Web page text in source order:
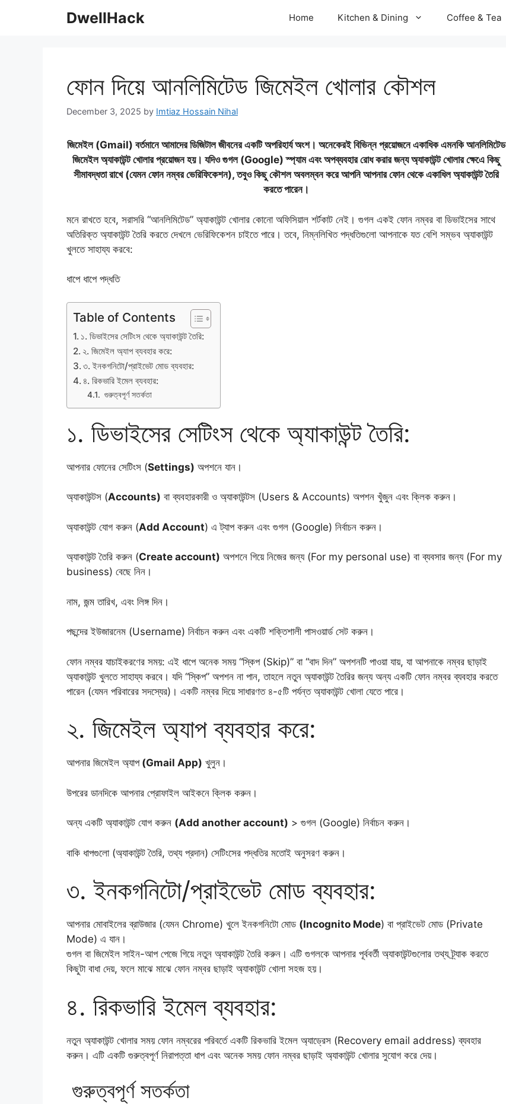
DwellHack Home Kitchen & Dining Coffee & Tea
ফোন দিয়ে আনলিমিটেড জিমেইল খোলার কৌশল
December 3, 2025 by Imtiaz Hossain Nihal
জিমেইল (Gmail) বর্তমানে আমাদের ডিজিটাল জীবনের একটি অপরিহার্য অংশ। অনেকেরই বিভিন্ন প্রয়োজনে একাধিক এমনকি আনলিমিটেড
জিমেইল অ্যাকাউন্ট খোলার প্রয়োজন হয়। যদিও গুগল (Google) স্প্যাম এবং অপব্যবহার রোধ করার জন্য অ্যাকাউন্ট খোলার ক্ষেএে কিছু
সীমাবদ্ধতা রাখে (যেমন ফোন নম্বর ভেরিফিকেশন), তবুও কিছু কৌশল অবলম্বন করে আপনি আপনার ফোন থেকে একাধিল অ্যাকাউন্ট তৈরি
করতে পারেন।
​মনে রাখতে হবে, সরাসরি “আনলিমিটেড” অ্যাকাউন্ট খোলার কোনো অফিসিয়াল শর্টকাট নেই। গুগল একই ফোন নম্বর বা ডিভাইসের সাথে
অতিরিক্ত অ্যাকাউন্ট তৈরি করতে দেখলে ভেরিফিকেশন চাইতে পারে। তবে, নিম্নলিখিত পদ্ধতিগুলো আপনাকে যত বেশি সম্ভব অ্যাকাউন্ট
খুলতে সাহায্য করবে:
​ধাপে ধাপে পদ্ধতি
Table of Contents
​১. ডিভাইসের সেটিংস থেকে অ্যাকাউন্ট তৈরি:
​২. জিমেইল অ্যাপ ব্যবহার করে:
​৩. ইনকগনিটো/প্রাইভেট মোড ব্যবহার:
​৪. রিকভারি ইমেল ব্যবহার:
​ গুরুত্বপূর্ণ সতর্কতা
​১. ডিভাইসের সেটিংস থেকে অ্যাকাউন্ট তৈরি:
​আপনার ফোনের সেটিংস (Settings) অপশনে যান।
​অ্যাকাউন্টস (Accounts) বা ব্যবহারকারী ও অ্যাকাউন্টস (Users & Accounts) অপশন খুঁজুন এবং ক্লিক করুন।
​অ্যাকাউন্ট যোগ করুন (Add Account) এ ট্যাপ করুন এবং গুগল (Google) নির্বাচন করুন।
​অ্যাকাউন্ট তৈরি করুন (Create account) অপশনে গিয়ে নিজের জন্য (For my personal use) বা ব্যবসার জন্য (For my
business) বেছে নিন।
​নাম, জন্ম তারিখ, এবং লিঙ্গ দিন।
​পছন্দের ইউজারনেম (Username) নির্বাচন করুন এবং একটি শক্তিশালী পাসওয়ার্ড সেট করুন।
​ফোন নম্বর যাচাইকরণের সময়: এই ধাপে অনেক সময় “স্কিপ (Skip)” বা “বাদ দিন” অপশনটি পাওয়া যায়, যা আপনাকে নম্বর ছাড়াই
অ্যাকাউন্ট খুলতে সাহায্য করবে। যদি “স্কিপ” অপশন না পান, তাহলে নতুন অ্যাকাউন্ট তৈরির জন্য অন্য একটি ফোন নম্বর ব্যবহার করতে
পারেন (যেমন পরিবারের সদস্যের)। একটি নম্বর দিয়ে সাধারণত ৪-৫টি পর্যন্ত অ্যাকাউন্ট খোলা যেতে পারে।
​২. জিমেইল অ্যাপ ব্যবহার করে:
​আপনার জিমেইল অ্যাপ(Gmail App) খুলুন।
​উপরের ডানদিকে আপনার প্রোফাইল আইকনে ক্লিক করুন।
​অন্য একটি অ্যাকাউন্ট যোগ করুন (Add another account) > গুগল (Google) নির্বাচন করুন।
​বাকি ধাপগুলো (অ্যাকাউন্ট তৈরি, তথ্য প্রদান) সেটিংসের পদ্ধতির মতোই অনুসরণ করুন।
​৩. ইনকগনিটো/প্রাইভেট মোড ব্যবহার:
​আপনার মোবাইলের ব্রাউজার (যেমন Chrome) খুলে ইনকগনিটো মোড (Incognito Mode) বা প্রাইভেট মোড (Private
Mode) এ যান।
​গুগল বা জিমেইল সাইন-আপ পেজে গিয়ে নতুন অ্যাকাউন্ট তৈরি করুন। এটি গুগলকে আপনার পূর্ববর্তী অ্যাকাউন্টগুলোর তথ্য ট্র্যাক করতে
কিছুটা বাধা দেয়, ফলে মাঝে মাঝে ফোন নম্বর ছাড়াই অ্যাকাউন্ট খোলা সহজ হয়।
​৪. রিকভারি ইমেল ব্যবহার:
​নতুন অ্যাকাউন্ট খোলার সময় ফোন নম্বরের পরিবর্তে একটি রিকভারি ইমেল অ্যাড্রেস (Recovery email address) ব্যবহার
করুন। এটি একটি গুরুত্বপূর্ণ নিরাপত্তা ধাপ এবং অনেক সময় ফোন নম্বর ছাড়াই অ্যাকাউন্ট খোলার সুযোগ করে দেয়।
​ গুরুত্বপূর্ণ সতর্কতা